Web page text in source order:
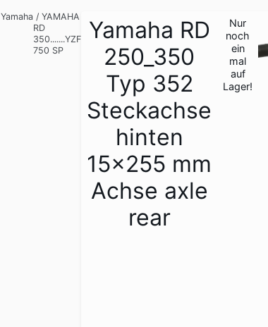
Yamaha / YAMAHA
RD
350.......YZF
750 SP
Yamaha RD
250_350
Typ 352
Steckachse
hinten
15x255 mm
Achse axle
rear
Nur
noch
ein
mal
auf
Lager!